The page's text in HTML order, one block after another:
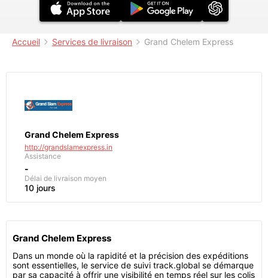
Accueil Services de livraison Grand Chelem Express
Grand Chelem Express
http://grandslamexpress.in
Assistance
-
Délai de livraison moyen
10 jours
Grand Chelem Express
Dans un monde où la rapidité et la précision des expéditions
sont essentielles, le service de suivi track.global se démarque
par sa capacité à offrir une visibilité en temps réel sur les colis